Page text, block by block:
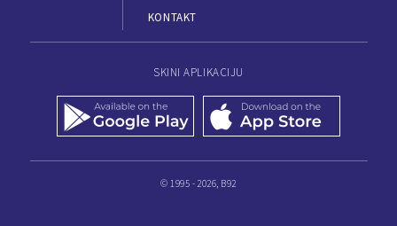
KONTAKT
SKINI APLIKACIJU
© 1995 - 2026, B92